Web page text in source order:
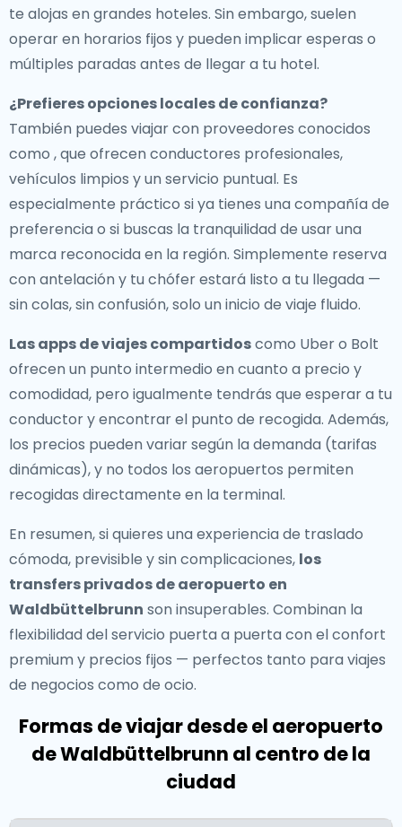
te alojas en grandes hoteles. Sin embargo, suelen
operar en horarios fijos y pueden implicar esperas o
múltiples paradas antes de llegar a tu hotel.
¿Prefieres opciones locales de confianza?
También puedes viajar con proveedores conocidos
como , que ofrecen conductores profesionales,
vehículos limpios y un servicio puntual. Es
especialmente práctico si ya tienes una compañía de
preferencia o si buscas la tranquilidad de usar una
marca reconocida en la región. Simplemente reserva
con antelación y tu chófer estará listo a tu llegada —
sin colas, sin confusión, solo un inicio de viaje fluido.
Las apps de viajes compartidoscomo Uber o Bolt
ofrecen un punto intermedio en cuanto a precio y
comodidad, pero igualmente tendrás que esperar a tu
conductor y encontrar el punto de recogida. Además,
los precios pueden variar según la demanda (tarifas
dinámicas), y no todos los aeropuertos permiten
recogidas directamente en la terminal.
En resumen, si quieres una experiencia de traslado
cómoda, previsible y sin complicaciones, los
transfers privados de aeropuerto en
Waldbüttelbrunn son insuperables. Combinan la
flexibilidad del servicio puerta a puerta con el confort
premium y precios fijos — perfectos tanto para viajes
de negocios como de ocio.
Formas de viajar desde el aeropuerto
de Waldbüttelbrunn al centro de la
ciudad